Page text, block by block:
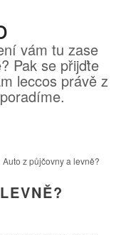
vám tu zase
Pak se přijďte
leccos právě z
z půjčovny a levně?